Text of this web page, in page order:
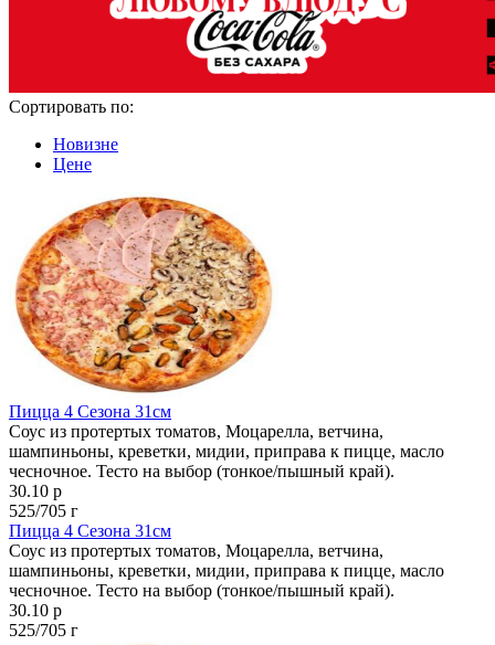
Сортировать по:
Новизне
Цене
Пицца 4 Сезона 31см
Соус из протертых томатов, Моцарелла, ветчина,
шампиньоны, креветки, мидии, приправа к пицце, масло
чесночное. Тесто на выбор (тонкое/пышный край).
30.10 р
525/705 г
Пицца 4 Сезона 31см
Соус из протертых томатов, Моцарелла, ветчина,
шампиньоны, креветки, мидии, приправа к пицце, масло
чесночное. Тесто на выбор (тонкое/пышный край).
30.10 р
525/705 г